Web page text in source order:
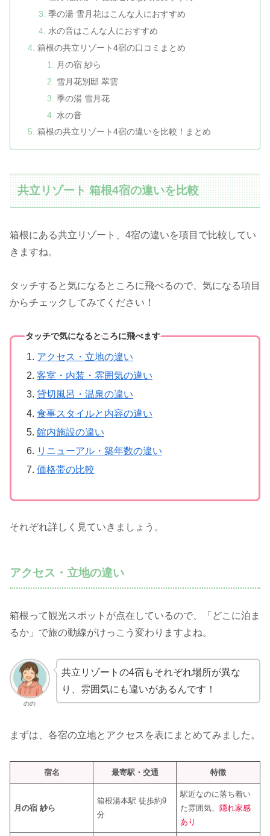
季の湯 雪月花はこんな人におすすめ
水の音はこんな人におすすめ
箱根の共立リゾート4宿の口コミまとめ
月の宿 紗ら
雪月花別邸 翠雲
季の湯 雪月花
水の音
箱根の共立リゾート4宿の違いを比較！まとめ
共立リゾート 箱根4宿の違いを比較
箱根にある共立リゾート、4宿の違いを項目で比較してい
きますね。
タッチすると気になるところに飛べるので、気になる項目
からチェックしてみてください！
タッチで気になるところに飛べます
アクセス・立地の違い
客室・内装・雰囲気の違い
貸切風呂・温泉の違い
食事スタイルと内容の違い
館内施設の違い
リニューアル・築年数の違い
価格帯の比較
それぞれ詳しく見ていきましょう。
アクセス・立地の違い
箱根って観光スポットが点在しているので、「どこに泊ま
るか」で旅の動線がけっこう変わりますよね。
のの
共立リゾートの4宿もそれぞれ場所が異な
り、雰囲気にも違いがあるんです！
まずは、各宿の立地とアクセスを表にまとめてみました。
宿名 最寄駅・交通 特徴
月の宿 紗ら
箱根湯本駅 徒歩約9
分
駅近なのに落ち着い
た雰囲気、隠れ家感
あり